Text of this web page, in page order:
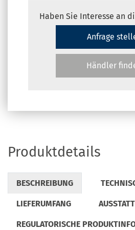
Haben Sie Interesse an
Anfrage
Händler
Produktdetails
BESCHREIBUNG
LIEFERUMFANG
REGULATORISCHE